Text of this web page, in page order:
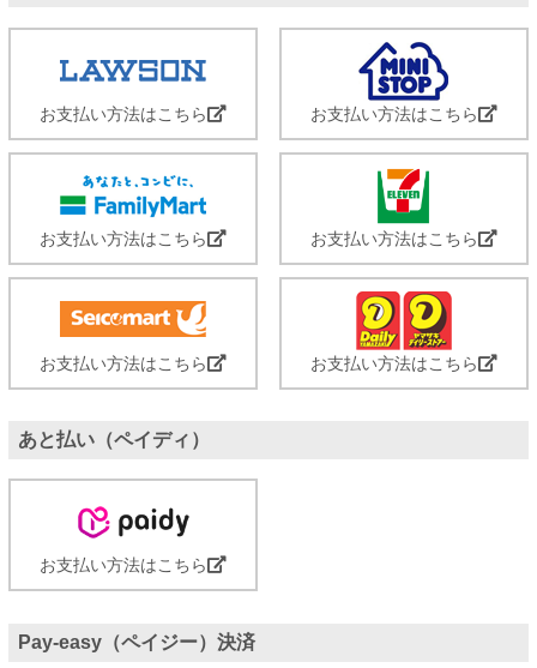
お支払い方法はこちら お支払い方法はこちら
お支払い方法はこちら お支払い方法はこちら
お支払い方法はこちら お支払い方法はこちら
あと払い（ペイディ）
お支払い方法はこちら
Pay-easy（ペイジー）決済